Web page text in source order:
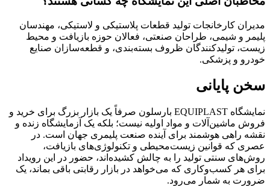
مدیران کارخانجات تولید قطعات پلاستیکی و لاستیکی، مهندسان
پلیمر و شیمی، طراحان صنعتی، فعالان حوزه بازیافت و محیط
زیست، تولیدکنندگان ظروف بسته‌بندی، و قطعه‌سازان صنایع
خودرو و پزشکی.
سخن پایانی
نمایشگاه EQUIPLAST بارسلون صرفاً یک بازار بزرگ برای خرید و
فروش ماشین‌آلات و مواد اولیه نیست؛ بلکه یک آزمایشگاه زنده و
نقشه راهی هوشمند برای آینده صنعت پلیمری جهان است. در
عصری که قوانین زیست‌محیطی و تکنولوژی‌های بازیافت،
روش‌های سنتی تولید را به چالش کشیده‌اند، حضور در این رویداد
برای هر کسب‌وکاری که می‌خواهد در بازار رقابتی باقی بماند، یک
ضرورت به شمار می‌رود.